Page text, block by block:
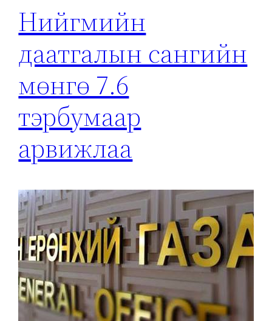
Нийгмийн
даатгалын сангийн
мөнгө 7.6
тэрбумаар
арвижлаа